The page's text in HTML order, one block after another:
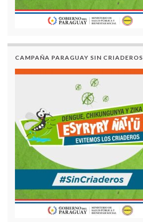
CAMPAÑA PARAGUAY SIN CRIADEROS